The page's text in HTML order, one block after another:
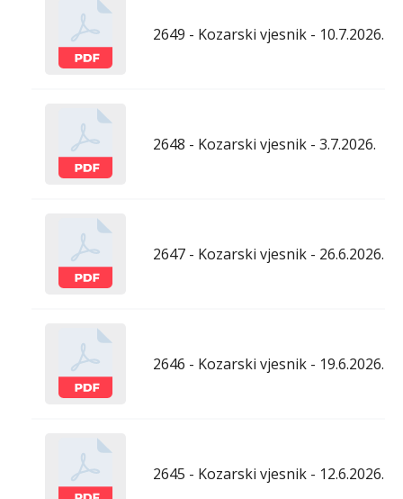
2649 - Kozarski vjesnik - 10.7.2026.
2648 - Kozarski vjesnik - 3.7.2026.
2647 - Kozarski vjesnik - 26.6.2026.
2646 - Kozarski vjesnik - 19.6.2026.
2645 - Kozarski vjesnik - 12.6.2026.